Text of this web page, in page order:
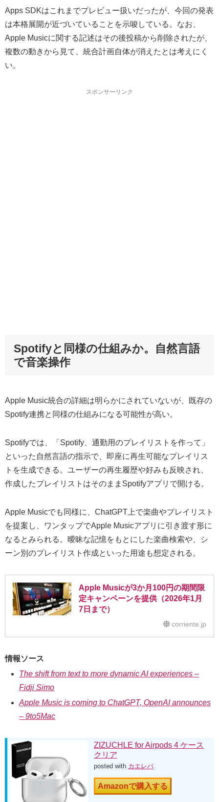
Apps SDKはこれまでプレビュー扱いだったが、今回の発表
は本格展開が近づいていることを示唆している。なお、
Apple Musicに関する記述はその後投稿から削除されたが、
複数の動きから見て、統合計画自体が消えたとは考えにく
い。
スポンサーリンク
Spotifyと同様の仕組みか。自然言語
で音楽操作
Apple Music統合の詳細は明らかにされていないが、既存の
Spotify連携と同様の仕組みになる可能性が高い。
Spotifyでは、「Spotify、通勤用のプレイリストを作って」
といった自然言語の指示で、即座に再生可能なプレイリス
トを生成できる。ユーザーの再生履歴や好みも反映され、
作成したプレイリストはそのままSpotifyアプリで開ける。
Apple Musicでも同様に、ChatGPT上で楽曲やプレイリスト
を提案し、ワンタップでApple Musicアプリに引き渡す形に
なるとみられる。曖昧な記憶をもとにした楽曲検索や、シ
ーン別のプレイリスト作成といった用途も想定される。
Apple Musicが3か月100円の期間限
定キャンペーンを提供（2026年1月
7日まで）
corriente.jp
情報ソース
The shift from text to more dynamic AI experiences –
Fidji Simo
Apple Music is coming to ChatGPT, OpenAI announces
– 9to5Mac
ZIZUCHLE for Airpods 4 ケース
クリア
posted with カエレバ
Amazonで購入する